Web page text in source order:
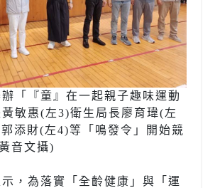
「『童』在一起親子趣味運動
敏惠(左3)衛生局長廖育瑋(左
添財(左4)等「鳴發令」開始競
音文攝)
，為落實「全齡健康」與「運